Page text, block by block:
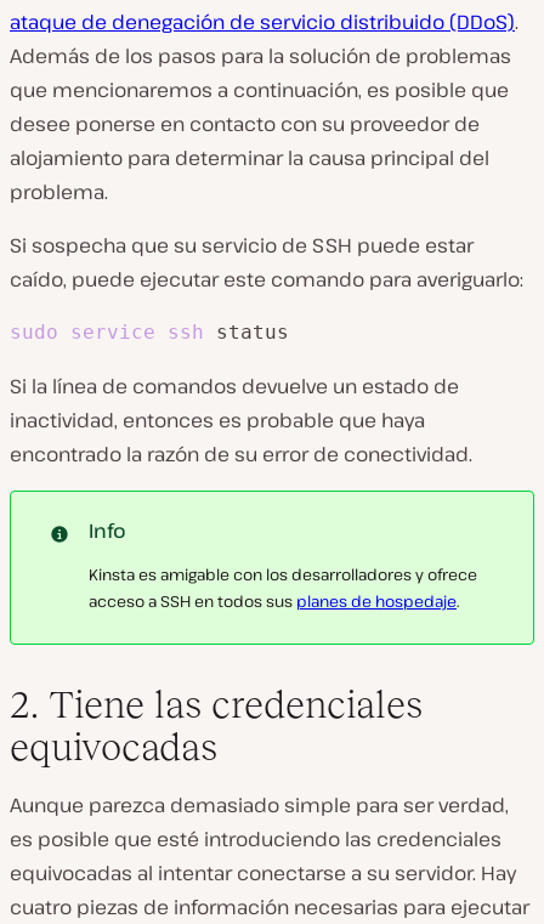
ataque de denegación de servicio distribuido (DDoS).
Además de los pasos para la solución de problemas
que mencionaremos a continuación, es posible que
desee ponerse en contacto con su proveedor de
alojamiento para determinar la causa principal del
problema.
Si sospecha que su servicio de SSH puede estar
caído, puede ejecutar este comando para averiguarlo:
sudo service ssh status
Si la línea de comandos devuelve un estado de
inactividad, entonces es probable que haya
encontrado la razón de su error de conectividad.
Info
Kinsta es amigable con los desarrolladores y ofrece
acceso a SSH en todos sus planes de hospedaje.
2. Tiene las credenciales
equivocadas
Aunque parezca demasiado simple para ser verdad,
es posible que esté introduciendo las credenciales
equivocadas al intentar conectarse a su servidor. Hay
cuatro piezas de información necesarias para ejecutar